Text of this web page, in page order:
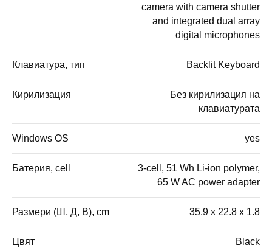
camera with camera shutter
and integrated dual array
digital microphones
Клавиатура, тип Backlit Keyboard
Кирилизация
Без кирилизация на
клавиатурата
Windows OS yes
Батерия, cell
3-cell, 51 Wh Li-ion polymer,
65 W AC power adapter
Размери (Ш, Д, В), cm 35.9 x 22.8 x 1.8
Цвят Black